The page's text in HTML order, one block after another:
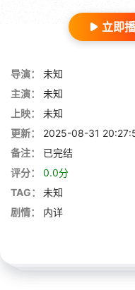
立即
导演：
未知
主演：
未知
上映：
未知
更新：
2025-08-31
备注：
已完结
评分：
0.0分
TAG：
未知
剧情：
内详